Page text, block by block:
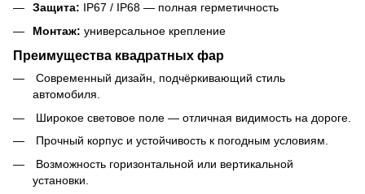
Защита: IP67 / IP68 — полная герметичность
Монтаж: универсальное крепление
Преимущества квадратных фар
Современный дизайн, подчёркивающий стиль
автомобиля.
Широкое световое поле — отличная видимость на дороге.
Прочный корпус и устойчивость к погодным условиям.
Возможность горизонтальной или вертикальной
установки.